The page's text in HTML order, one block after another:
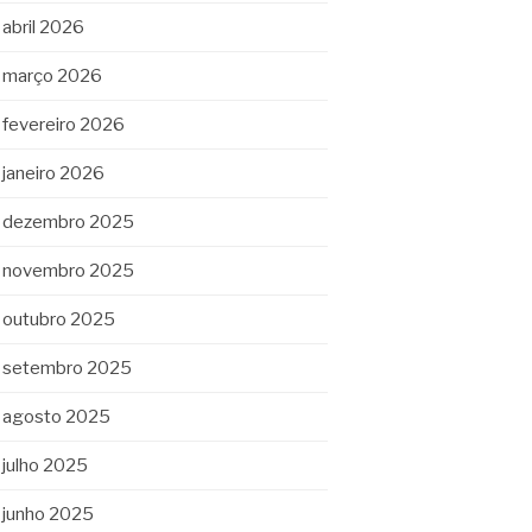
abril 2026
março 2026
fevereiro 2026
janeiro 2026
dezembro 2025
novembro 2025
outubro 2025
setembro 2025
agosto 2025
julho 2025
junho 2025